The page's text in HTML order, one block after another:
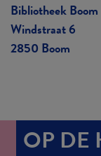
Bibliotheek Boom
Windstraat 6
2850 Boom
OP DE